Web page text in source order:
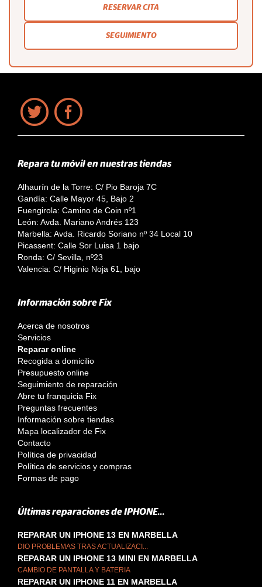
RESERVAR CITA
SEGUIMIENTO
Repara tu móvil en nuestras tiendas
Alhaurín de la Torre: C/ Pio Baroja 7C
Gandía: Calle Mayor 45, Bajo 2
Fuengirola: Camino de Coin nº1
León: Avda. Mariano Andrés 123
Marbella: Avda. Ricardo Soriano nº 34 Local 10
Picassent: Calle Sor Luisa 1 bajo
Ronda: C/ Sevilla, nº23
Valencia: C/ Higinio Noja 61, bajo
Información sobre Fix
Acerca de nosotros
Servicios
Reparar online
Recogida a domicilio
Presupuesto online
Seguimiento de reparación
Abre tu franquicia Fix
Preguntas frecuentes
Información sobre tiendas
Mapa localizador de Fix
Contacto
Política de privacidad
Política de servicios y compras
Formas de pago
Últimas reparaciones de IPHONE...
REPARAR UN IPHONE 13 EN MARBELLA
DIO PROBLEMAS TRAS ACTUALIZACI...
REPARAR UN IPHONE 13 MINI EN MARBELLA
CAMBIO DE PANTALLA Y BATERIA
REPARAR UN IPHONE 11 EN MARBELLA